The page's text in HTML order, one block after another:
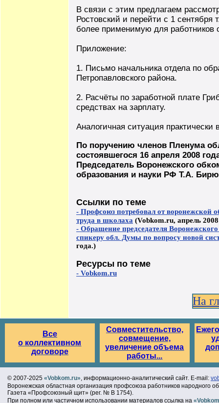
В связи с этим предлагаем
Ростовский и перейти с 1 сентября
более применимую для работников
Приложение:
1. Письмо начальника отдела по
Петропавловского района.
2. Расчёты по заработной плате
средствах на зарплату.
Аналогичная ситуация практически
По поручению членов Пленума
состоявшегося 16 апреля 2008
Председатель Воронежского
образования и науки РФ Т.А.
Ссылки по теме
- Профсоюз потребовал от воронежской
труда в школаха (Vobkom.ru, апрель
- Обращение председателя
спикеру обл. Думы по вопросу новой
года.)
Ресурсы по теме
- Vobkom.ru
На
Все
о коллективном
договоре
Совместительство,
совмещение,
увеличение объема
работы...
© 2007-2025 «Vobkom.ru», информационно-аналитический сайт. E-mail:
Воронежская областная организация профсоюза работников народного
Газета «Профсоюзный щит» (рег. № В 1754).
При полном или частичном использовании материалов ссылка на